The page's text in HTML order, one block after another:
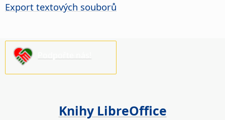
Export textových souborů
Knihy LibreOffice